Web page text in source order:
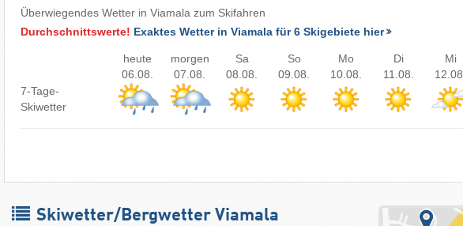
Überwiegendes Wetter in Viamala zum Skifahren
Durchschnittswerte! Exaktes Wetter in Viamala für 6 Skigebiete hier
heute
06.08.
morgen
07.08.
Sa
08.08.
So
09.08.
Mo
10.08.
Di
11.08.
Mi
12.08.
7-Tage-
Skiwetter
Skiwetter/Bergwetter Viamala